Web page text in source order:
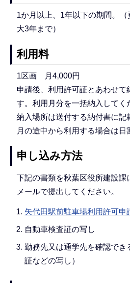
1か月以上、1年以下の期間。
大3年まで）
利用料
1区画 月4,000円
申請後、利用許可証とあわせて
す。利用月分を一括納入してく
納入場所は送付する納付書に記
月の途中から利用する場合は日
申し込み方法
下記の書類を秋葉区役所建設課
メールで提出してください。
矢代田駅前駐車場利用許可申
自動車検査証の写し
勤務先又は通学先を確認でき
証などの写し）